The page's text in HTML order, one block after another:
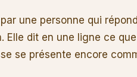
une personne qui
Elle dit en une ligne ce
se présente encore